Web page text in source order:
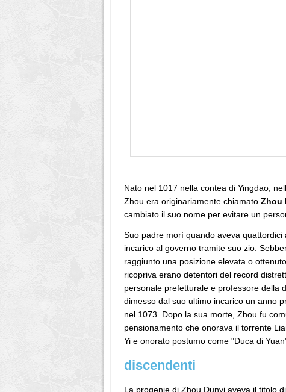
Nato nel 1017 nella contea di Yingdao,
Zhou era originariamente chiamato Zhou
cambiato il suo nome per evitare un
Suo padre morì quando aveva
incarico al governo tramite suo zio.
raggiunto una posizione elevata o
ricopriva erano detentori del record
personale prefetturale e professore della
dimesso dal suo ultimo incarico un anno
nel 1073. Dopo la sua morte, Zhou fu
pensionamento che onorava il torrente
Yi e onorato postumo come "Duca di
discendenti
La progenie di Zhou Dunyi aveva il titolo